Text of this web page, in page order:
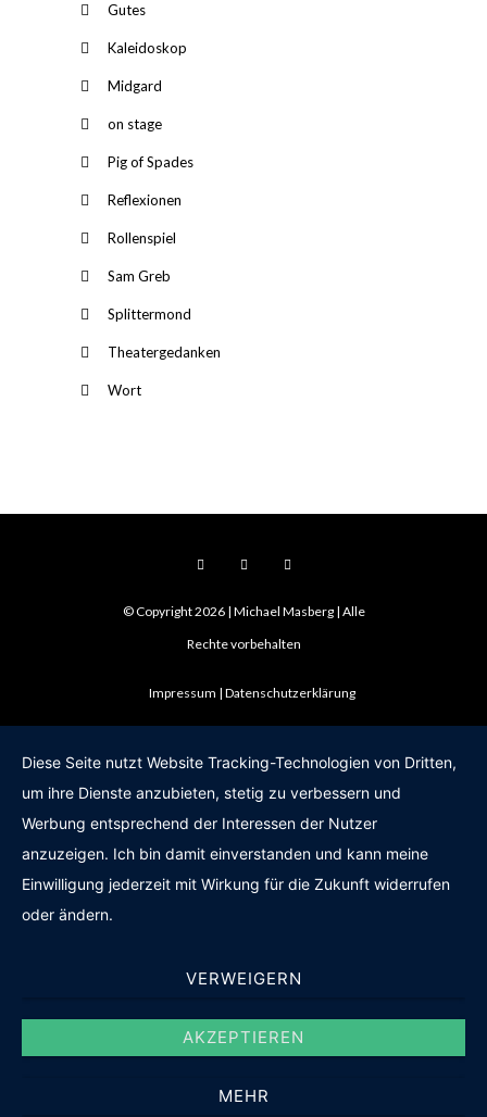
Gutes
Kaleidoskop
Midgard
on stage
Pig of Spades
Reflexionen
Rollenspiel
Sam Greb
Splittermond
Theatergedanken
Wort
© Copyright 2026 | Michael Masberg | Alle
Rechte vorbehalten
Impressum Datenschutzerklärung
Diese Seite nutzt Website Tracking-Technologien von Dritten,
um ihre Dienste anzubieten, stetig zu verbessern und
Werbung entsprechend der Interessen der Nutzer
anzuzeigen. Ich bin damit einverstanden und kann meine
Einwilligung jederzeit mit Wirkung für die Zukunft widerrufen
oder ändern.
VERWEIGERN
AKZEPTIEREN
MEHR